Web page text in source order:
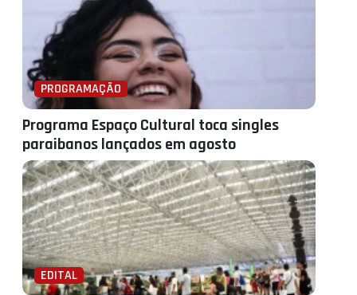
PROGRAMAÇÃO
Programa Espaço Cultural toca singles
paraibanos lançados em agosto
EDITAL